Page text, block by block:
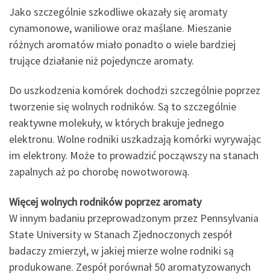
Jako szczególnie szkodliwe okazały się aromaty
cynamonowe, waniliowe oraz maślane. Mieszanie
różnych aromatów miało ponadto o wiele bardziej
trujące działanie niż pojedyncze aromaty.
Do uszkodzenia komórek dochodzi szczególnie poprzez
tworzenie się wolnych rodników. Są to szczególnie
reaktywne molekuły, w których brakuje jednego
elektronu. Wolne rodniki uszkadzają komórki wyrywając
im elektrony. Może to prowadzić począwszy na stanach
zapalnych aż po chorobę nowotworową.
Więcej wolnych rodników poprzez aromaty
W innym badaniu przeprowadzonym przez Pennsylvania
State University w Stanach Zjednoczonych zespół
badaczy zmierzył, w jakiej mierze wolne rodniki są
produkowane. Zespół porównał 50 aromatyzowanych